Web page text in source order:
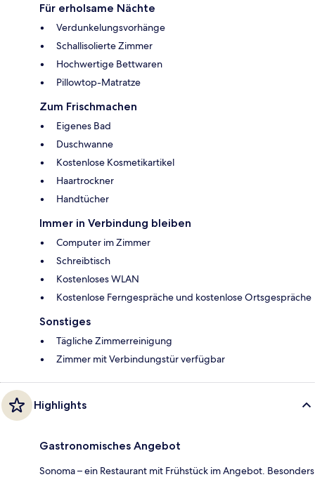
Für erholsame Nächte
Verdunkelungsvorhänge
Schallisolierte Zimmer
Hochwertige Bettwaren
Pillowtop-Matratze
Zum Frischmachen
Eigenes Bad
Duschwanne
Kostenlose Kosmetikartikel
Haartrockner
Handtücher
Immer in Verbindung bleiben
Computer im Zimmer
Schreibtisch
Kostenloses WLAN
Kostenlose Ferngespräche und kostenlose Ortsgespräche
Sonstiges
Tägliche Zimmerreinigung
Zimmer mit Verbindungstür verfügbar
Highlights
Gastronomisches Angebot
Sonoma – ein Restaurant mit Frühstück im Angebot. Besonders